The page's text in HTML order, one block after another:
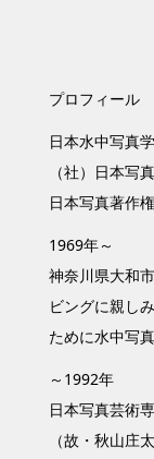
プロフィール
日本水中写真
（社）日本写
日本写真著作
1969年～
神奈川県大和
ビングに親し
ために水中写
～1992年
日本写真芸術
（故・秋山庄